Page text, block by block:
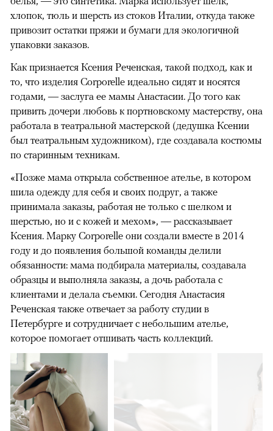
хлопок, тюль и шерсть из стоков Италии, откуда также
привозит остатки пряжи и бумаги для экологичной
упаковки заказов.
Как признается Ксения Реченская, такой подход, как и
то, что изделия Corporelle идеально сидят и носятся
годами, — заслуга ее мамы Анастасии. До того как
привить дочери любовь к портновскому мастерству, она
работала в театральной мастерской (дедушка Ксении
был театральным художником), где создавала костюмы
по старинным техникам.
«Позже мама открыла собственное ателье, в котором
шила одежду для себя и своих подруг, а также
принимала заказы, работая не только с шелком и
шерстью, но и с кожей и мехом», — рассказывает
Ксения. Марку Corporelle они создали вместе в 2014
году и до появления большой команды делили
обязанности: мама подбирала материалы, создавала
образцы и выполняла заказы, а дочь работала с
клиентами и делала съемки. Сегодня Анастасия
Реченская также отвечает за работу студии в
Петербурге и сотрудничает с небольшим ателье,
которое помогает отшивать часть коллекций.